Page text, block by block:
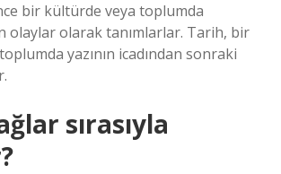
bir kültürde veya toplumda
olaylar olarak tanımlarlar. Tarih, bir
yazının icadından sonraki
sırasıyla